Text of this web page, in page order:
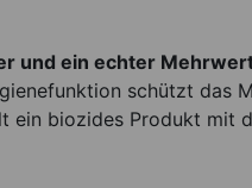
und ein echter
schützt das
ein biozides Produkt mit
Art-Nr. 03031